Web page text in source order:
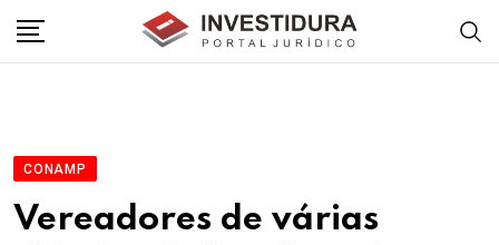
CONAMP
Vereadores de várias